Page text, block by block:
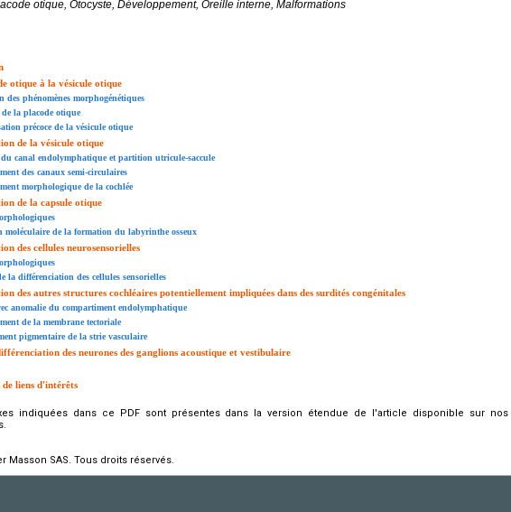
otique, Otocyste, Développement, Oreille interne, Malformations
otique à la vésicule otique
des phénomènes morphogénétiques
la placode otique
précoce de la vésicule otique
de la vésicule otique
du canal endolymphatique et partition utricule-saccule
des canaux semi-circulaires
morphologique de la cochlée
de la capsule otique
moléculaire de la formation du labyrinthe osseux
des cellules neurosensorielles
la différenciation des cellules sensorielles
des autres structures cochléaires potentiellement impliquées dans des surdités congénitales
anomalie du compartiment endolymphatique
de la membrane tectoriale
pigmentaire de la strie vasculaire
des neurones des ganglions acoustique et vestibulaire
liens d'intérêts
indiquées dans ce PDF sont présentes dans la version étendue de l'article disponible sur nos
Masson SAS. Tous droits réservés.